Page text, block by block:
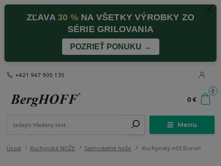
ZĽAVA30 %NA VŠETKY VÝROBKY ZO
SÉRIE GRILOVANIA
POZRIEŤ PONUKU →
Menu
+421 947 905 135
0
0 €
Úvod Kuchynské NOŽE Samostatné nože Kuchynský nôž Boron